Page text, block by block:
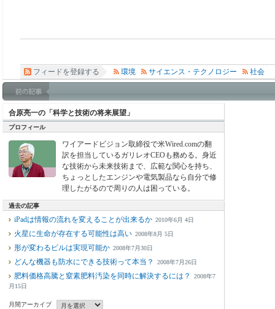
フィードを登録する 環境 サイエンス・テクノロジー 社会
合原亮一の「科学と技術の将来展望」
プロフィール
ワイアードビジョン取締役で米Wired.comの翻
訳を担当しているガリレオCEOも務める。身近
な技術から未来技術まで、広範な関心を持ち、
ちょっとしたエンジンや電気製品なら自分で修
理したがるので周りの人は困っている。
過去の記事
iPadは情報の流れを変えることが出来るか 2010年6月 4日
火星に生命が存在する可能性は高い 2008年8月 5日
形が変わるビルは実現可能か 2008年7月30日
どんな機器も防水にできる技術って本当？ 2008年7月26日
肥料価格高騰と窒素肥料汚染を同時に解決するには？ 2008年7
月15日
月間アーカイブ